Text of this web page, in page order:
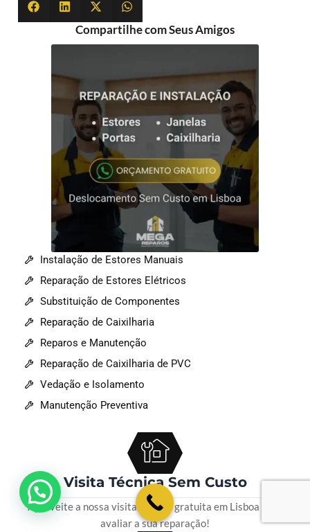
Compartilhe com Seus Amigos
Instalação de Estores Manuais
Reparação de Estores Elétricos
Substituição de Componentes
Reparação de Caixilharia
Reparos e Manutenção
Reparação de Caixilharia de PVC
Vedação e Isolamento
Manutenção Preventiva
Visita Técnica Sem Custo
Aproveite a nossa visita técnica gratuita em Lisboa para
avaliar a sua reparação!
💬 Como podemos ajudar?